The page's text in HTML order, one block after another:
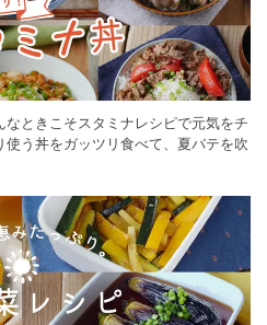
ときこそスタミナレシピで元気をチ
う丼をガッツリ食べて、夏バテを吹